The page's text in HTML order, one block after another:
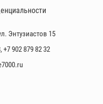
Энтузиастов 15
,+7 902 879 82 32